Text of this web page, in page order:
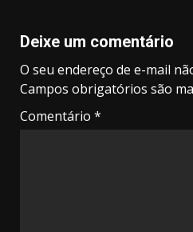
Deixe um comentário
O seu endereço de e-mail
Campos obrigatórios são
Comentário *